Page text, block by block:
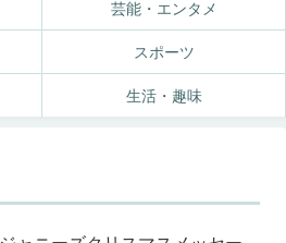
芸能・エンタメ
スポーツ
生活・趣味